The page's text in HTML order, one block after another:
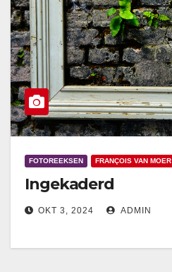
FOTOREEKSEN FRANÇOIS VAN MOER
Ingekaderd
OKT 3, 2024 ADMIN